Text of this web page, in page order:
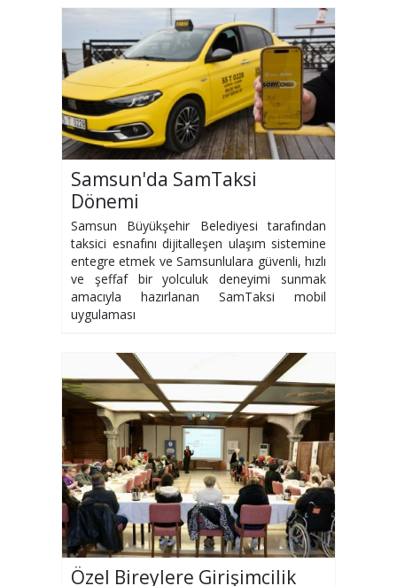
Samsun'da SamTaksi
Dönemi
Samsun Büyükşehir Belediyesi tarafından
taksici esnafını dijitalleşen ulaşım sistemine
entegre etmek ve Samsunlulara güvenli, hızlı
ve şeffaf bir yolculuk deneyimi sunmak
amacıyla hazırlanan SamTaksi mobil
uygulaması
Özel Bireylere Girişimcilik